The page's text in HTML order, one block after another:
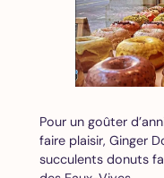
Pour un goûter
faire plaisir, Ginger
succulents donuts